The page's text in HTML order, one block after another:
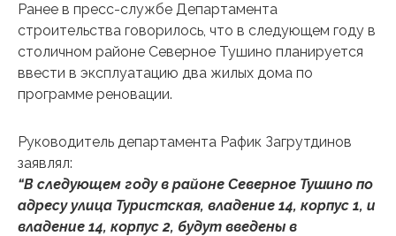
Ранее в пресс-службе Департамента
строительства говорилось, что в следующем году в
столичном районе Северное Тушино планируется
ввести в эксплуатацию два жилых дома по
программе реновации.
Руководитель департамента Рафик Загрутдинов
заявлял:
“В следующем году в районе Северное Тушино по
адресу улица Туристская, владение 14, корпус 1, и
владение 14, корпус 2, будут введены в